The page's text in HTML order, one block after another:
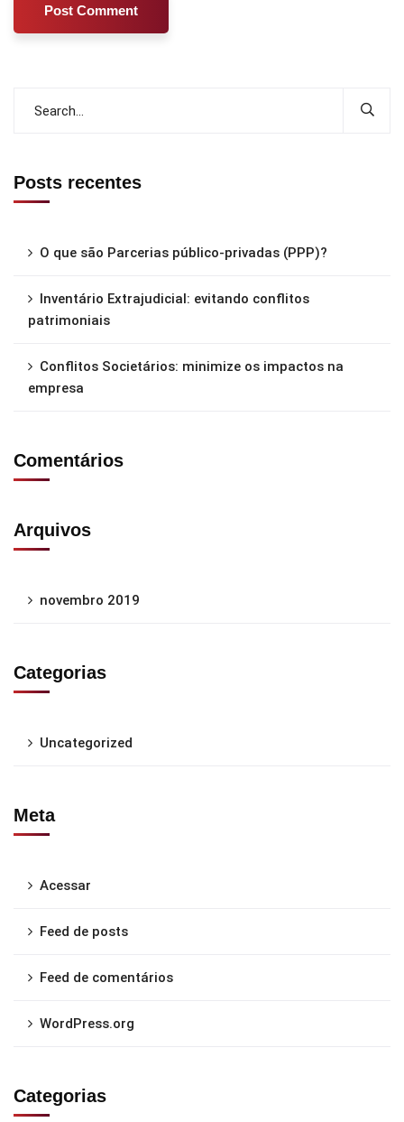
Posts recentes
O que são Parcerias público-privadas (PPP)?
Inventário Extrajudicial: evitando conflitos
patrimoniais
Conflitos Societários: minimize os impactos na
empresa
Comentários
Arquivos
novembro 2019
Categorias
Uncategorized
Meta
Acessar
Feed de posts
Feed de comentários
WordPress.org
Categorias